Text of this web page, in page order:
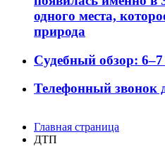
одного места,
природа
Судебный обзор: 6–7
Телефонный звонок
Главная страница
ДТП